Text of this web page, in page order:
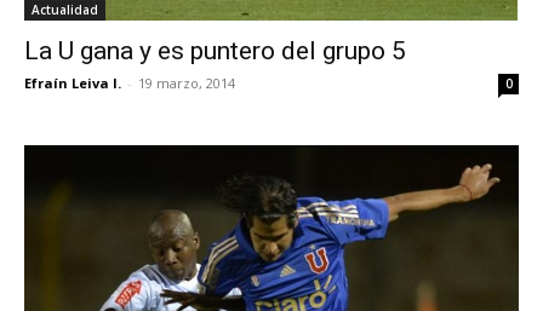
Actualidad
La U gana y es puntero del grupo 5
Efraín Leiva I. - 19 marzo, 2014 0